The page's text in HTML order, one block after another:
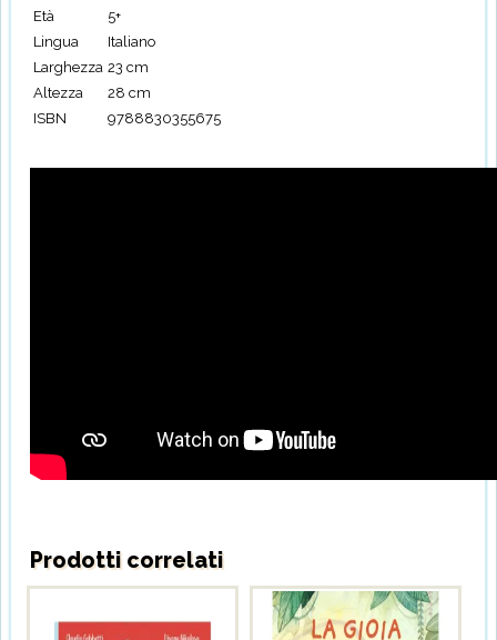
Età
5+
Lingua
Italiano
Larghezza 23 cm
Altezza
28 cm
ISBN
9788830355675
Prodotti correlati